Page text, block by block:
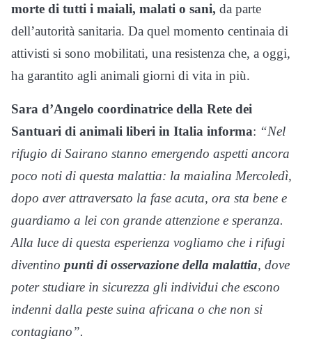
morte di tutti i maiali, malati o sani, da parte
dell’autorità sanitaria. Da quel momento centinaia di
attivisti si sono mobilitati, una resistenza che, a oggi,
ha garantito agli animali giorni di vita in più.
Sara d’Angelo coordinatrice della Rete dei
Santuari di animali liberi in Italia informa: “Nel
rifugio di Sairano stanno emergendo aspetti ancora
poco noti di questa malattia: la maialina Mercoledì,
dopo aver attraversato la fase acuta, ora sta bene e
guardiamo a lei con grande attenzione e speranza.
Alla luce di questa esperienza vogliamo che i rifugi
diventino punti di osservazione della malattia, dove
poter studiare in sicurezza gli individui che escono
indenni dalla peste suina africana o che non si
contagiano”.